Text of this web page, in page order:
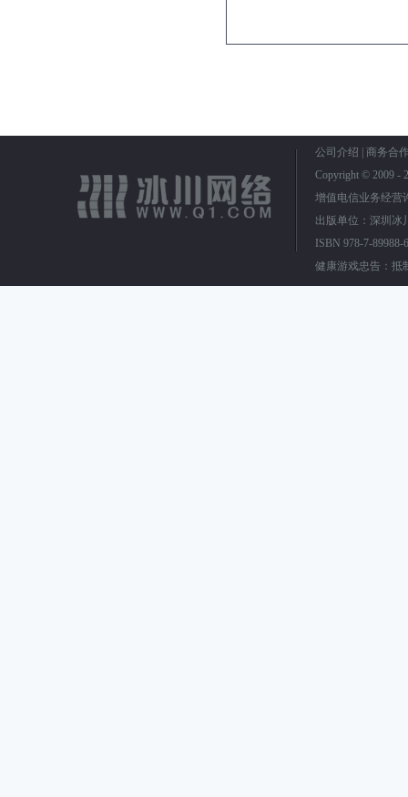
公司介绍
商务合
Copyright © 2009 -
增值电信业务经营
出版单位：深圳冰
ISBN 978-7-
健康游戏忠告：抵